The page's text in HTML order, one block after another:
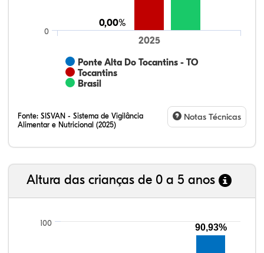
0,00%
0,00%
Ponte Alta Do Tocantins - TO
Tocantins
Brasil
2025
0
Fonte: SISVAN - Sistema de Vigilância
Alimentar e Nutricional (2025)
Notas Técnicas
Altura das crianças de 0 a 5 anos
100 90,93%